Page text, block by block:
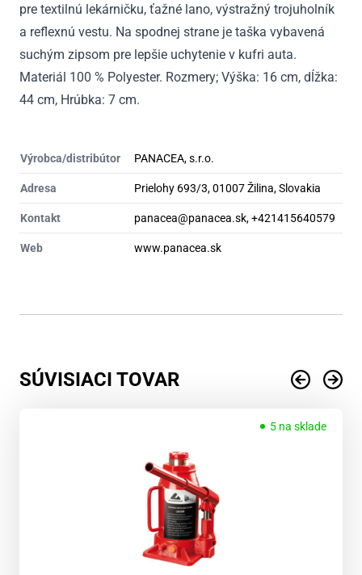
pre textilnú lekárničku, ťažné lano, výstražný trojuholník
a reflexnú vestu. Na spodnej strane je taška vybavená
suchým zipsom pre lepšie uchytenie v kufri auta.
Materiál 100 % Polyester. Rozmery; Výška: 16 cm, dĺžka:
44 cm, Hrúbka: 7 cm.
Výrobca/distribútor PANACEA, s.r.o.
Adresa Prielohy 693/3, 01007 Žilina, Slovakia
Kontakt panacea@panacea.sk, +421415640579
Web www.panacea.sk
SÚVISIACI TOVAR
5 na sklade